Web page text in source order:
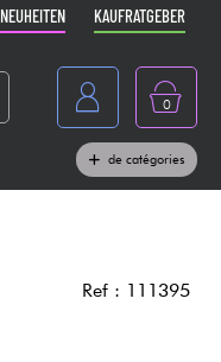
NEUHEITEN KAUFRATGEBER
0
de catégories
Ref : 111395